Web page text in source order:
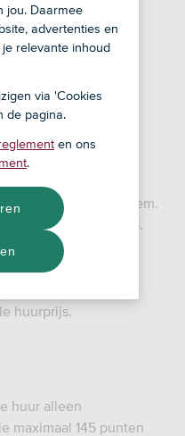
je de
als je een
huur te
een puntensysteem.
afgekort WWS.
voor bijvoorbeeld
, energielabel en
Bij elk
huurprijs.
huur alleen
maximaal 145 punten
jou. Daarmee
advertenties en
relevante inhoud
via 'Cookies
de pagina.
en ons
.